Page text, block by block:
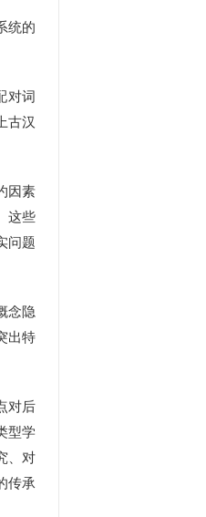
统的
对词
古汉
因素
这些
问题
念隐
出特
对后
型学
、对
传承